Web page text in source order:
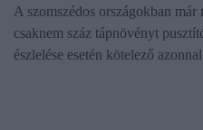
A szomszédos országokban
csaknem száz tápnövényt
észlelése esetén kötelező